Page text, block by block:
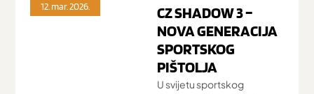
12. mar. 2026.
CZ SHADOW 3 –
NOVA GENERACIJA
SPORTSKOG
PIŠTOLJA
U svijetu sportskog